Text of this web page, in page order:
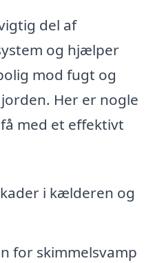
del af
og hjælper
mod fugt og
Her er nogle
med et effektivt
i kælderen og
for skimmelsvamp